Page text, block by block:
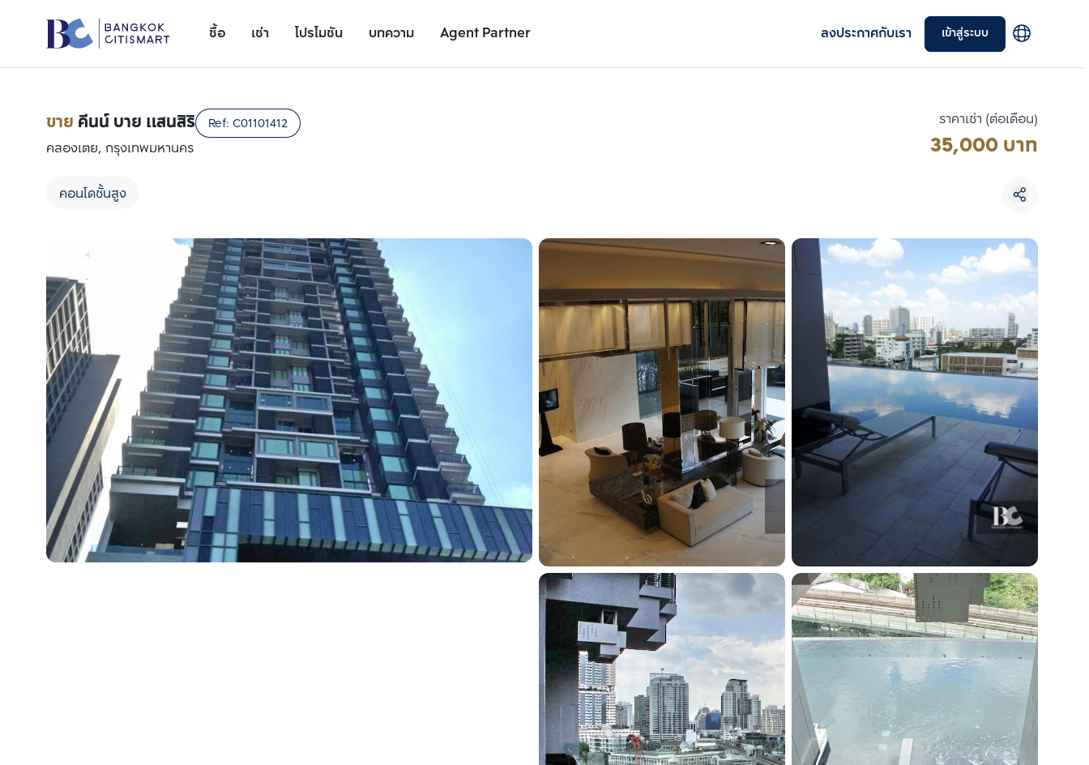
ซื้อ เช่า โปรโมชัน บทความ Agent Partner ลงประกาศกับเรา เข้าสู่ระบบ
รายละเอียดยูนิต
ขาย คีนน์ บาย แสนสิริ Ref: C01101412
คลองเตย, กรุงเทพมหานคร
คอนโดชั้นสูง
ราคาเช่า (ต่อเดือน)
35,000 บาท
เพิ่มยูนิตเปรียบเทียบ
รายการที่ 1
เพิ่มยูนิตเปรียบเทียบ
รายการที่ 2
เพิ่มยูนิตเปรียบเทียบ
รายการที่ 3
เลือกยูนิตเพื่อเปรียบเทียบ
เลือกได้สูงสุด 3 รายการ
เปรียบเทียบ
ลบทั้งหมด